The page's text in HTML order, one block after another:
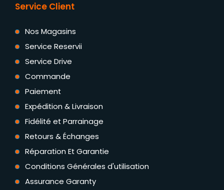
Service Client
Nos Magasins
Service Reservii
Service Drive
Commande
Paiement
Expédition & Livraison
Fidélité et Parrainage
Retours & Échanges
Réparation Et Garantie
Conditions Générales d'utilisation
Assurance Garanty